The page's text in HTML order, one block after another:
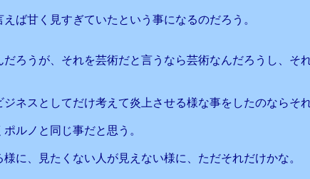
ば甘く見すぎていたという事になるのだろう。
ろうが、それを芸術だと言うなら芸術なんだろうし、
ネスとしてだけ考えて炎上させる様な事をしたのならそ
ルノと同じ事だと思う。
様に、見たくない人が見えない様に、ただそれだけかな。